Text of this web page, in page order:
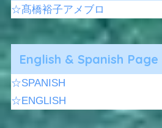
☆髙橋裕子アメブロ
English & Spanish Page
☆SPANISH
☆ENGLISH